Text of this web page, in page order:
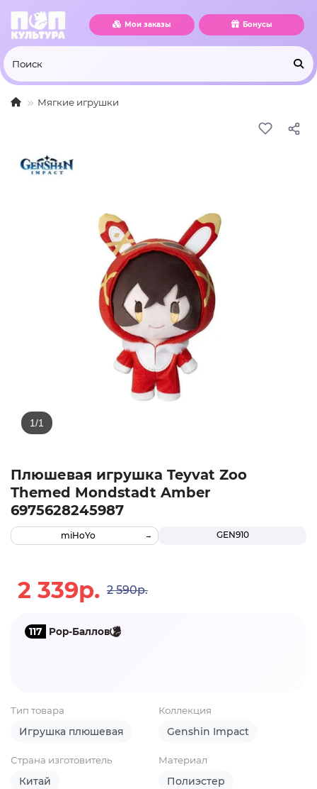
Мои заказы Бонусы
Мягкие игрушки
Плюшевая игрушка Teyvat Zoo
Themed Mondstadt Amber
6975628245987
GEN910
miHoYo
2 339р. 2 590р.
117 Pop-Баллов
Тип товара
Игрушка плюшевая
Коллекция
Genshin Impact
Страна изготовитель
Китай
Материал
Полиэстер